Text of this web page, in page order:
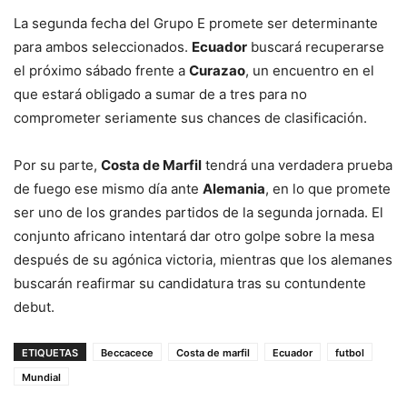
La segunda fecha del Grupo E promete ser determinante
para ambos seleccionados. Ecuador buscará recuperarse
el próximo sábado frente a Curazao, un encuentro en el
que estará obligado a sumar de a tres para no
comprometer seriamente sus chances de clasificación.
Por su parte, Costa de Marfil tendrá una verdadera prueba
de fuego ese mismo día ante Alemania, en lo que promete
ser uno de los grandes partidos de la segunda jornada. El
conjunto africano intentará dar otro golpe sobre la mesa
después de su agónica victoria, mientras que los alemanes
buscarán reafirmar su candidatura tras su contundente
debut.
ETIQUETAS Beccacece Costa de marfil Ecuador
futbol
Mundial